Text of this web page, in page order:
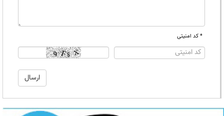
* کد امنیتی